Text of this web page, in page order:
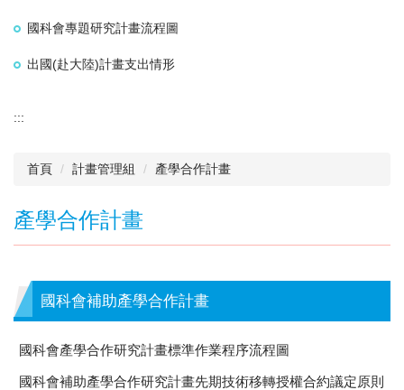
國科會專題研究計畫流程圖
出國(赴大陸)計畫支出情形
:::
首頁 計畫管理組 產學合作計畫
產學合作計畫
國科會補助產學合作計畫
國科會產學合作研究計畫標準作業程序流程圖
國科會補助產學合作研究計畫先期技術移轉授權合約議定原則